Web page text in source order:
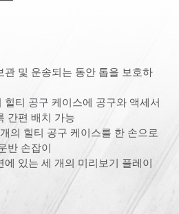
관 및 운송되는 동안 톱을 보호하
힐티 공구 케이스에 공구와 액세서
간편 배치 가능
의 힐티 공구 케이스를 한 손으로
반 손잡이
에 있는 세 개의 미리보기 플레이